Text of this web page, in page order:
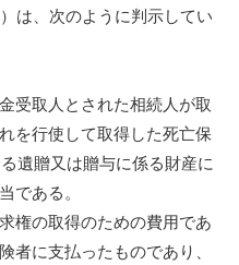
は、次のように判示してい
受取人とされた相続人が取
を行使して取得した死亡保
遺贈又は贈与に係る財産に
である。
権の取得のための費用であ
者に支払ったものであり、